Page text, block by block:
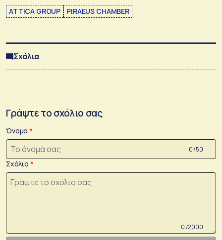
ATTICA GROUP PIRAEUS CHAMBER
Σχόλια
Γράψτε το σχόλιο σας
Όνομα
0 /50
Σχόλιο
0 /2000